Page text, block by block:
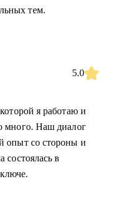
тем.
5.0
я работаю и
много. Наш диалог
опыт со стороны и
состоялась в